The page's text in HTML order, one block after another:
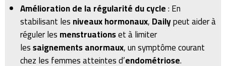
Amélioration de la régularité du cycle: En
stabilisant lesniveaux hormonaux,Dailypeut aider à
réguler lesmenstruationset à limiter
lessaignements anormaux, un symptôme courant
chez les femmes atteintes d’endométriose.